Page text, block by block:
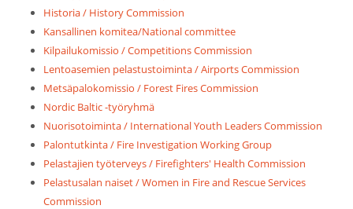
Historia / History Commission
Kansallinen komitea/National committee
Kilpailukomissio / Competitions Commission
Lentoasemien pelastustoiminta / Airports Commission
Metsäpalokomissio / Forest Fires Commission
Nordic Baltic -työryhmä
Nuorisotoiminta / International Youth Leaders Commission
Palontutkinta / Fire Investigation Working Group
Pelastajien työterveys / Firefighters' Health Commission
Pelastusalan naiset / Women in Fire and Rescue Services
Commission